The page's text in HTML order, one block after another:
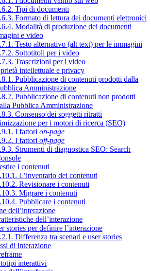
Tipi di documenti
Formato di lettura dei documenti elettronici
Modalità di produzione dei documenti
e video
Testo alternativo (alt text) per le immagini
Sottotitoli per i video
Trascrizioni per i video
intellettuale e privacy
Pubblicazione di contenuti prodotti dalla
Amministrazione
Pubblicazione di contenuti non prodotti
Pubblica Amministrazione
Consenso dei soggetti ritratti
per i motori di ricerca (SEO)
I fattori on-page
I fattori off-page
Strumenti di diagnostica SEO: Search
i contenuti
L’inventario dei contenuti
Revisionare i contenuti
Migrare i contenuti
Pubblicare i contenuti
dell’interazione
dell’interazione
stories per definire l’interazione
Differenza tra scenari e user stories
di interazione
interattivi